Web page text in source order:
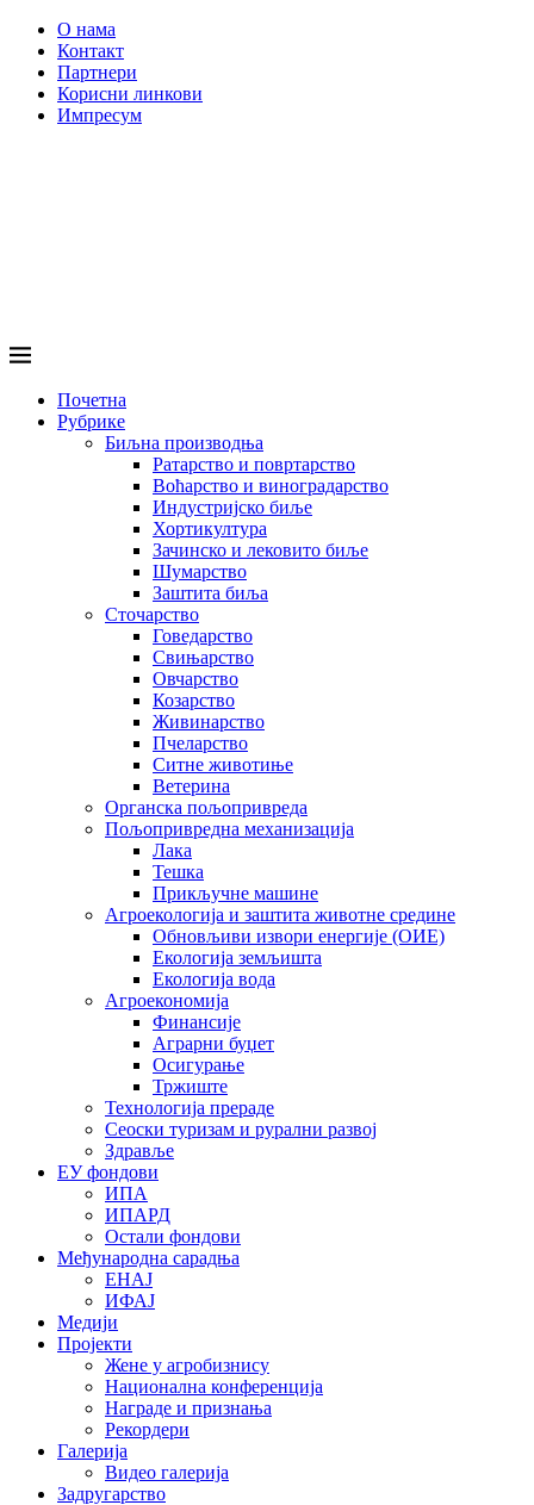
О нама
Контакт
Партнери
Корисни линкови
Импресум
Почетна
Рубрике
Биљна производња
Ратарство и повртарство
Воћарство и виноградарство
Индустријско биље
Хортикултура
Зачинско и лековито биље
Шумарство
Заштита биља
Сточарство
Говедарство
Свињарство
Овчарство
Козарство
Живинарство
Пчеларство
Ситне животиње
Ветерина
Органска пољопривреда
Пољопривредна механизација
Лака
Тешка
Прикључне машине
Агроекологија и заштита животне средине
Обновљиви извори енергије (ОИЕ)
Екологија земљишта
Екологија вода
Агроекономија
Финансије
Аграрни буџет
Осигурање
Тржиште
Технологија прераде
Сеоски туризам и рурални развој
Здравље
ЕУ фондови
ИПА
ИПАРД
Остали фондови
Међународна сарадња
ЕНАЈ
ИФАЈ
Медији
Пројекти
Жене у агробизнису
Национална конференција
Награде и признања
Рекордери
Галерија
Видео галерија
Задругарство